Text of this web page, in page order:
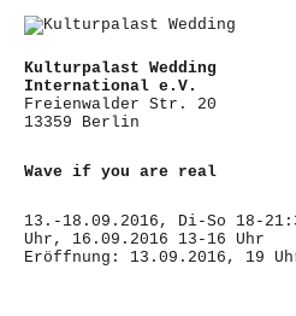
Kulturpalast Wedding
International e.V.
Freienwalder Str. 20
13359 Berlin
Wave if you are real
13.-18.09.2016, Di-So 18-
Uhr, 16.09.2016 13-16 Uhr
Eröffnung: 13.09.2016, 19